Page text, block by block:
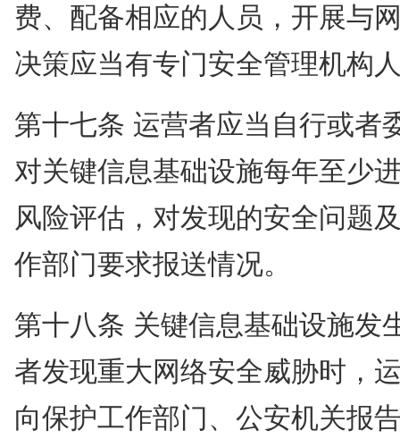
费、配备相应的人员，开展与
决策应当有专门安全管理机构
第十七条 运营者应当自行或者
对关键信息基础设施每年至少
风险评估，对发现的安全问题
作部门要求报送情况。
第十八条 关键信息基础设施发
者发现重大网络安全威胁时，
向保护工作部门、公安机关报